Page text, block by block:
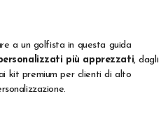
a un golfista in questa guida
più apprezzati, dagli
kit premium per clienti di alto